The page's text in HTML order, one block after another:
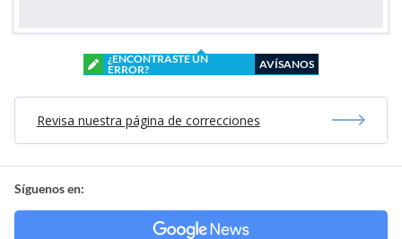
¿ENCONTRASTE UN
ERROR?
AVÍSANOS
Revisa nuestra página de correcciones
Síguenos en: